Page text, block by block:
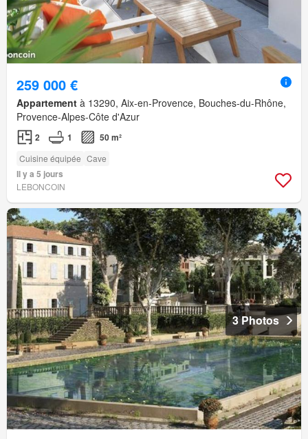
259 000 €
Appartement à 13290, Aix-en-Provence, Bouches-du-Rhône,
Provence-Alpes-Côte d'Azur
2 1 50 m²
Cuisine équipée Cave
Il y a 5 jours
LEBONCOIN
3 Photos